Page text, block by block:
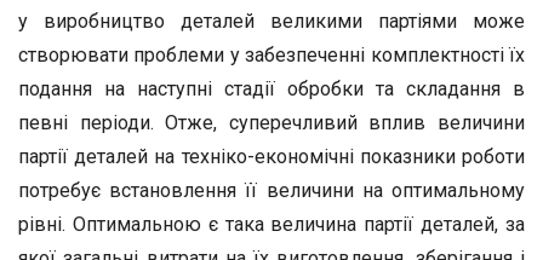
у виробництво деталей великими партіями може
створювати проблеми у забезпеченні комплектності їх
подання на наступні стадії обробки та складання в
певні періоди. Отже, суперечливий вплив величини
партії деталей на техніко-економічні показники роботи
потребує встановлення її величини на оптимальному
рівні. Оптимальною є така величина партії деталей, за